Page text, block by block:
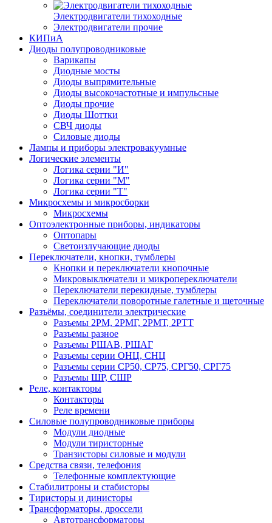
Электродвигатели тихоходные
Электродвигатели прочие
КИПиА
Диоды полупроводниковые
Варикапы
Диодные мосты
Диоды выпрямительные
Диоды высокочастотные и импульсные
Диоды прочие
Диоды Шоттки
СВЧ диоды
Силовые диоды
Лампы и приборы электровакуумные
Логические элементы
Логика серии "И"
Логика серии "М"
Логика серии "Т"
Микросхемы и микросборки
Микросхемы
Оптоэлектронные приборы, индикаторы
Оптопары
Светоизлучающие диоды
Переключатели, кнопки, тумблеры
Кнопки и переключатели кнопочные
Микровыключатели и микропереключатели
Переключатели перекидные, тумблеры
Переключатели поворотные галетные и щеточные
Разъёмы, соединители электрические
Разъемы 2РМ, 2РМГ, 2РМТ, 2РТТ
Разъемы разное
Разъемы РШАВ, РШАГ
Разъемы серии ОНЦ, СНЦ
Разъемы серии СР50, СР75, СРГ50, СРГ75
Разъемы ШР, СШР
Реле, контакторы
Контакторы
Реле времени
Силовые полупроводниковые приборы
Модули диодные
Модули тиристорные
Транзисторы силовые и модули
Средства связи, телефония
Телефонные комплектующие
Стабилитроны и стабисторы
Тиристоры и динисторы
Трансформаторы, дроссели
Автотрансформаторы